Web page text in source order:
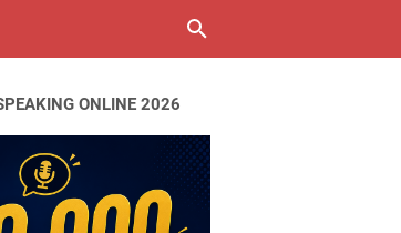
ONLINE 2026